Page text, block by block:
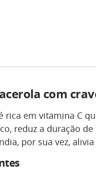
com
rica em vitamina C
reduz a duração
por sua vez,